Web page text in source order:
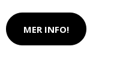
MER INFO!